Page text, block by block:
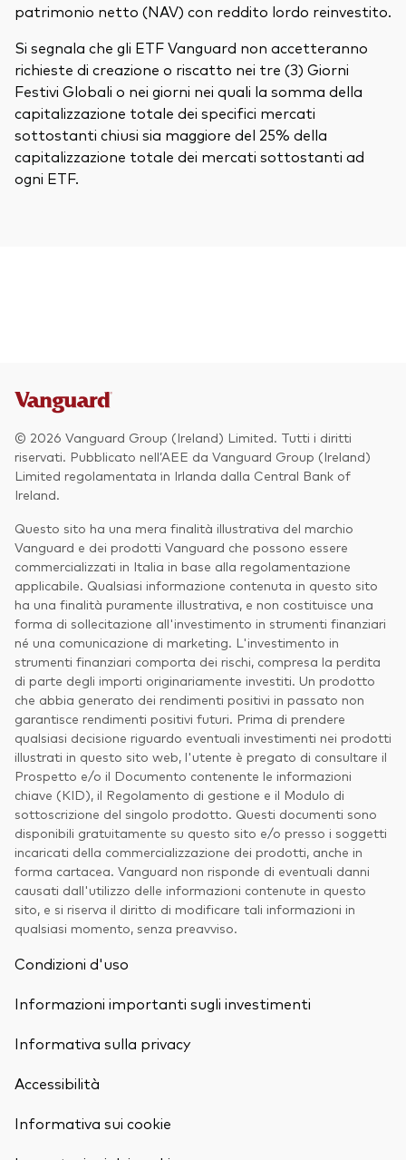
patrimonio netto (NAV) con reddito lordo reinvestito.
Si segnala che gli ETF Vanguard non accetteranno
richieste di creazione o riscatto nei tre (3) Giorni
Festivi Globali o nei giorni nei quali la somma della
capitalizzazione totale dei specifici mercati
sottostanti chiusi sia maggiore del 25% della
capitalizzazione totale dei mercati sottostanti ad
ogni ETF.
© 2026 Vanguard Group (Ireland) Limited. Tutti i diritti
riservati. Pubblicato nell’AEE da Vanguard Group (Ireland)
Limited regolamentata in Irlanda dalla Central Bank of
Ireland.
Questo sito ha una mera finalità illustrativa del marchio
Vanguard e dei prodotti Vanguard che possono essere
commercializzati in Italia in base alla regolamentazione
applicabile. Qualsiasi informazione contenuta in questo sito
ha una finalità puramente illustrativa, e non costituisce una
forma di sollecitazione all'investimento in strumenti finanziari
né una comunicazione di marketing. L'investimento in
strumenti finanziari comporta dei rischi, compresa la perdita
di parte degli importi originariamente investiti. Un prodotto
che abbia generato dei rendimenti positivi in passato non
garantisce rendimenti positivi futuri. Prima di prendere
qualsiasi decisione riguardo eventuali investimenti nei prodotti
illustrati in questo sito web, l'utente è pregato di consultare il
Prospetto e/o il Documento contenente le informazioni
chiave (KID), il Regolamento di gestione e il Modulo di
sottoscrizione del singolo prodotto. Questi documenti sono
disponibili gratuitamente su questo sito e/o presso i soggetti
incaricati della commercializzazione dei prodotti, anche in
forma cartacea. Vanguard non risponde di eventuali danni
causati dall'utilizzo delle informazioni contenute in questo
sito, e si riserva il diritto di modificare tali informazioni in
qualsiasi momento, senza preavviso.
Condizioni d'uso
Informazioni importanti sugli investimenti
Informativa sulla privacy
Accessibilità
Informativa sui cookie